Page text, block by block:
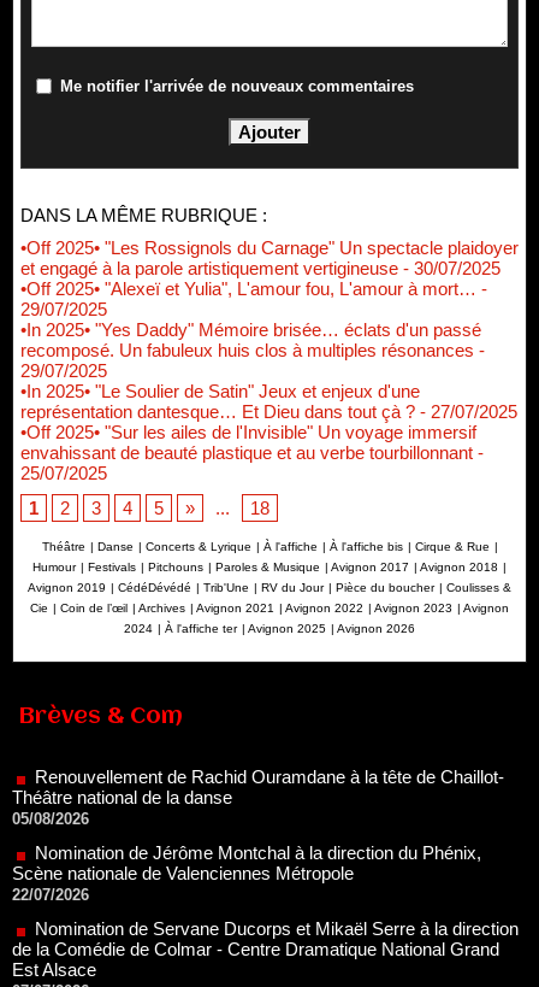
Me notifier l'arrivée de nouveaux commentaires
DANS LA MÊME RUBRIQUE :
•Off 2025• "Les Rossignols du Carnage" Un spectacle plaidoyer
et engagé à la parole artistiquement vertigineuse - 30/07/2025
•Off 2025• "Alexeï et Yulia", L'amour fou, L'amour à mort… -
29/07/2025
•In 2025• "Yes Daddy" Mémoire brisée… éclats d'un passé
recomposé. Un fabuleux huis clos à multiples résonances -
29/07/2025
•In 2025• "Le Soulier de Satin" Jeux et enjeux d'une
représentation dantesque… Et Dieu dans tout çà ? - 27/07/2025
•Off 2025• "Sur les ailes de l'Invisible" Un voyage immersif
envahissant de beauté plastique et au verbe tourbillonnant -
25/07/2025
1
2 3 4 5 » ... 18
Théâtre | Danse | Concerts & Lyrique | À l'affiche | À l'affiche bis | Cirque & Rue |
Humour | Festivals | Pitchouns | Paroles & Musique | Avignon 2017 | Avignon 2018 |
Avignon 2019 | CédéDévédé | Trib'Une | RV du Jour | Pièce du boucher | Coulisses &
Cie | Coin de l’œil | Archives | Avignon 2021 | Avignon 2022 | Avignon 2023 | Avignon
2024 | À l'affiche ter | Avignon 2025 | Avignon 2026
Brèves & Com
Théâtre national de la danse
Nomination de Jérôme Montchal à la direction du Phénix,
Scène nationale de Valenciennes Métropole
22/07/2026
Nomination de Servane Ducorps et Mikaël Serre à la direction
de la Comédie de Colmar - Centre Dramatique National Grand
Est Alsace
Thomas Jolly et Laëtitia Guédon nommés à la direction du
TNP